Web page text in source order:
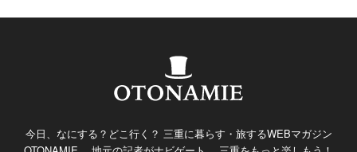
今日、なにする？どこ行く？ 三重に暮らす・旅するWEBマガジン